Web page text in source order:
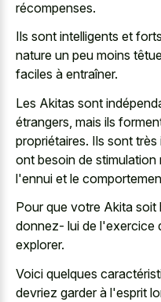
récompenses.
Ils sont intelligents et
nature un peu moins
faciles à entraîner.
Les Akitas sont
étrangers, mais ils
propriétaires. Ils sont
ont besoin de
l'ennui et le
Pour que votre Akita soit
donnez- lui de l'exercice
explorer.
Voici quelques
devriez garder à l'esprit